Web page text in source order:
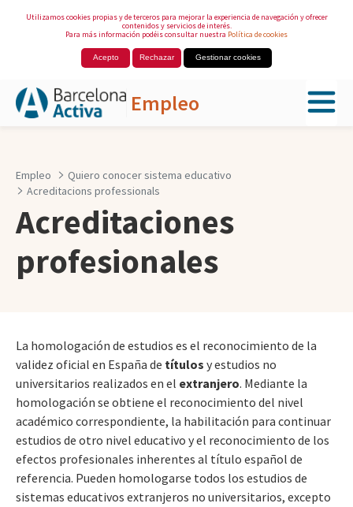
Utilizamos cookies propias y de terceros para mejorar la experiencia de navegación y ofrecer
contenidos y servicios de interés.
Para más información podéis consultar nuestra Política de cookies
Acepto Rechazar Gestionar cookies
Empleo
Empleo
Quiero conocer sistema educativo
Acreditacions professionals
Acreditaciones
profesionales
La homologación de estudios es el reconocimiento de la
validez oficial en España de títulos y estudios no
universitarios realizados en el extranjero. Mediante la
homologación se obtiene el reconocimiento del nivel
académico correspondiente, la habilitación para continuar
estudios de otro nivel educativo y el reconocimiento de los
efectos profesionales inherentes al título español de
referencia. Pueden homologarse todos los estudios de
sistemas educativos extranjeros no universitarios, excepto